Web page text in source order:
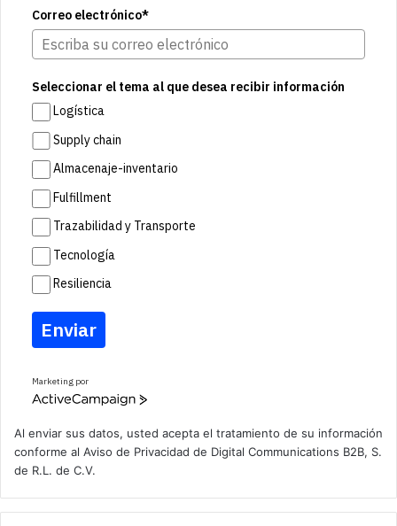
Correo electrónico*
Seleccionar el tema al que desea recibir información
Logística
Supply chain
Almacenaje-inventario
Fulfillment
Trazabilidad y Transporte
Tecnología
Resiliencia
Enviar
Marketing por
A
v
e
a
m
Al enviar sus datos, usted acepta el tratamiento de su información
conforme al Aviso de Privacidad de Digital Communications B2B, S.
de R.L. de C.V.